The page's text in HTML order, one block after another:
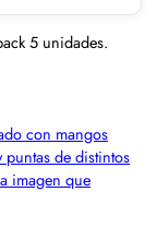
5 unidades.